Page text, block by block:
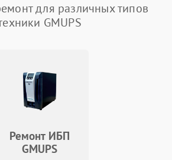
для различных типов
GMUPS
Ремонт ИБП
GMUPS